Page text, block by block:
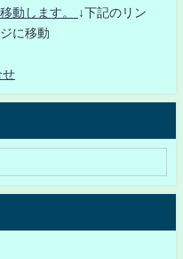
動します。
↓下記のリン
に移動
せ